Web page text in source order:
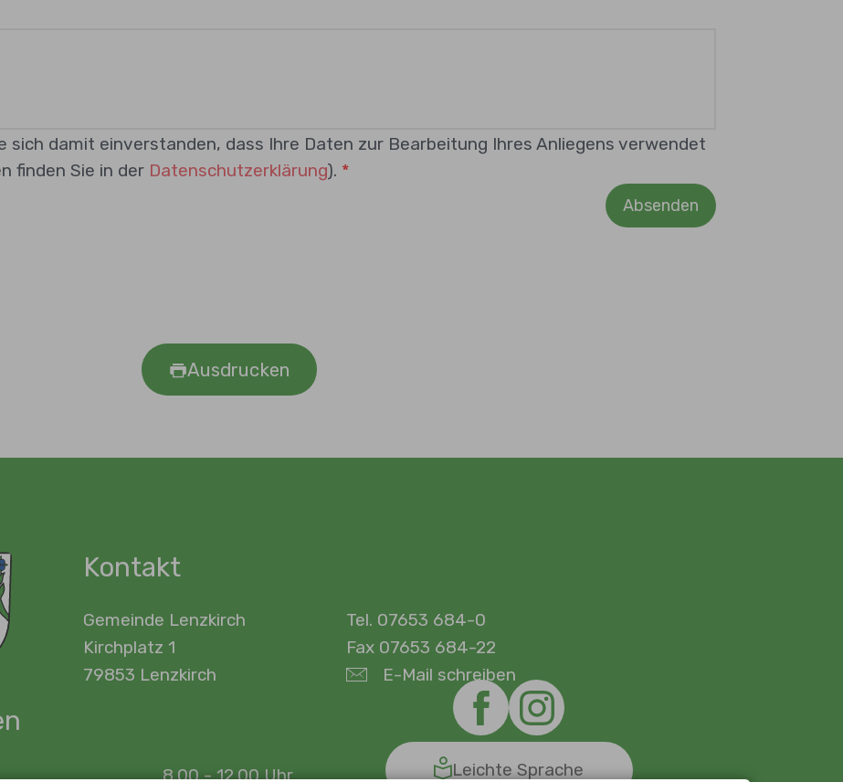
sich damit einverstanden, dass Ihre Daten zur Bearbeitung Ihres Anliegens verwendet
finden Sie in der Datenschutzerklärung).
Absenden
Ausdrucken
Kontakt
Gemeinde Lenzkirch
Kirchplatz 1
79853 Lenzkirch
Tel. 07653 684-0
Fax 07653 684-22
E-Mail schreiben
8.00 - 12.00 Uhr Leichte Sprache